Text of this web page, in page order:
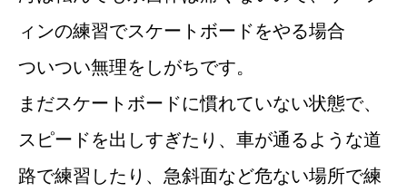
ィンの練習でスケートボードをやる場合
ついつい無理をしがちです。
まだスケートボードに慣れていない状態で、
スピードを出しすぎたり、車が通るような道
路で練習したり、急斜面など危ない場所で練